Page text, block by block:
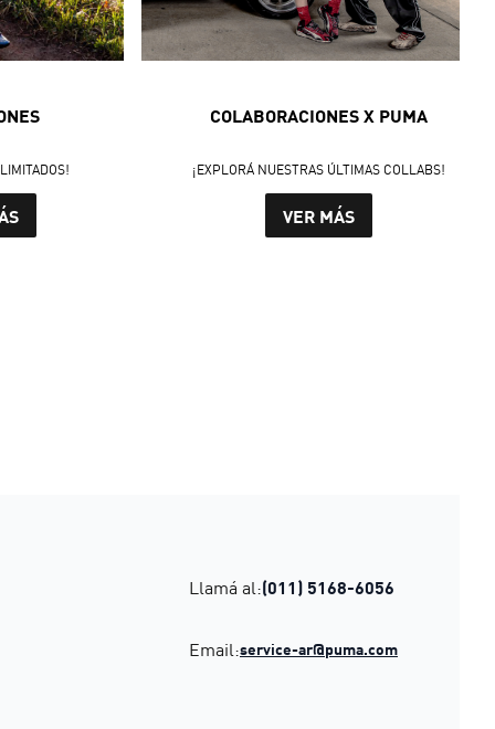
COLABORACIONES X PUMA
¡EXPLORÁ NUESTRAS ÚLTIMAS COLLABS!
VER MÁS
Llamá al:(011) 5168-6056
Email:service-ar@puma.com